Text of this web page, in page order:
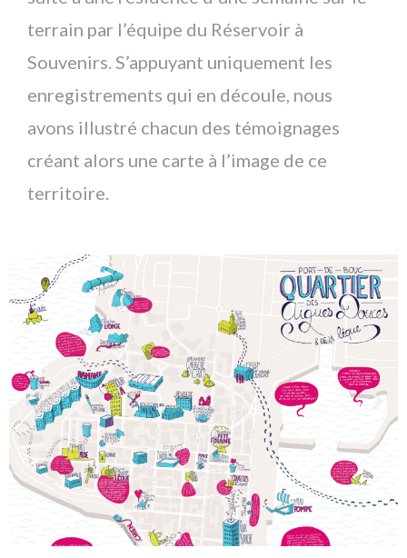
terrain par l’équipe du Réservoir à
Souvenirs. S’appuyant uniquement les
enregistrements qui en découle, nous
avons illustré chacun des témoignages
créant alors une carte à l’image de ce
territoire.